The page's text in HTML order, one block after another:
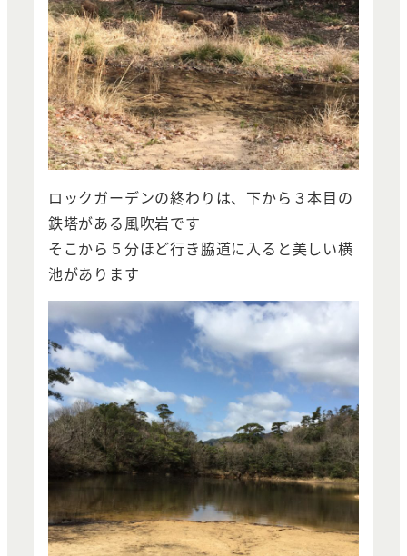
ロックガーデンの終わりは、下から３本目の
鉄塔がある風吹岩です
そこから５分ほど行き脇道に入ると美しい横
池があります